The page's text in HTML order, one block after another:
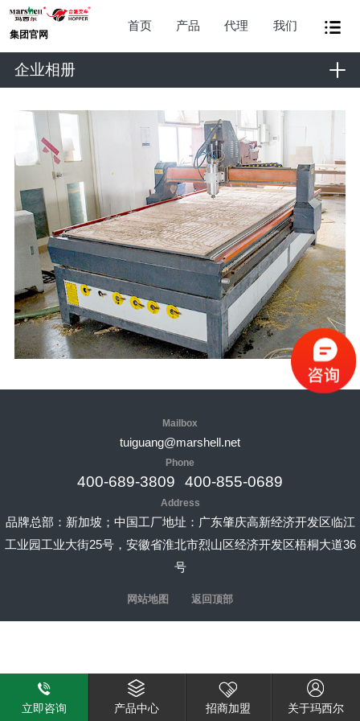
集团官网
首页 产品 代理 我们
企业相册
Mailbox
tuiguang@marshell.net
Phone
400-689-3809 400-855-0689
Address
品牌总部：新加坡；中国工厂地址：广东肇庆高新经济开发区临江
工业园工业大街25号，安徽省淮北市烈山区经济开发区梧桐大道36
号
网站地图 返回顶部
立即咨询 产品中心 招商加盟 关于玛西尔